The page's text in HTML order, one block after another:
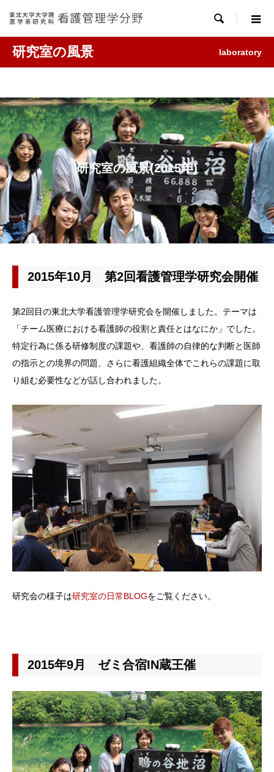

研究室の風景 laboratory
研究室の風景(2015年)
2015年10月 第2回看護管理学研究会開催
第2回目の東北大学看護管理学研究会を開催しました。テーマは
「チーム医療における看護師の役割と責任とはなにか」でした。
特定行為に係る研修制度の課題や、看護師の自律的な判断と医師
の指示との境界の問題、さらに看護組織全体でこれらの課題に取
り組む必要性などが話し合われました。
研究会の様子は研究室の日常BLOGをご覧ください。
2015年9月 ゼミ合宿IN蔵王催